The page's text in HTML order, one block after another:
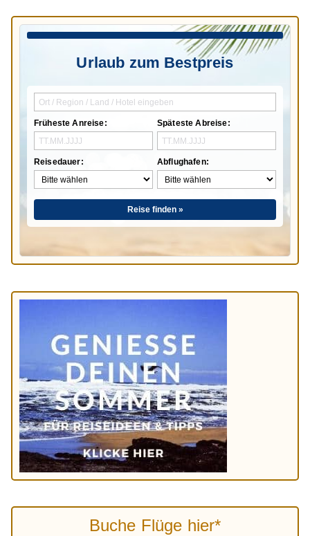
Urlaub zum Bestpreis
Früheste Anreise:
Reisedauer:
Späteste Abreise:
Abflughafen:
Reise finden »
Buche Flüge hier*